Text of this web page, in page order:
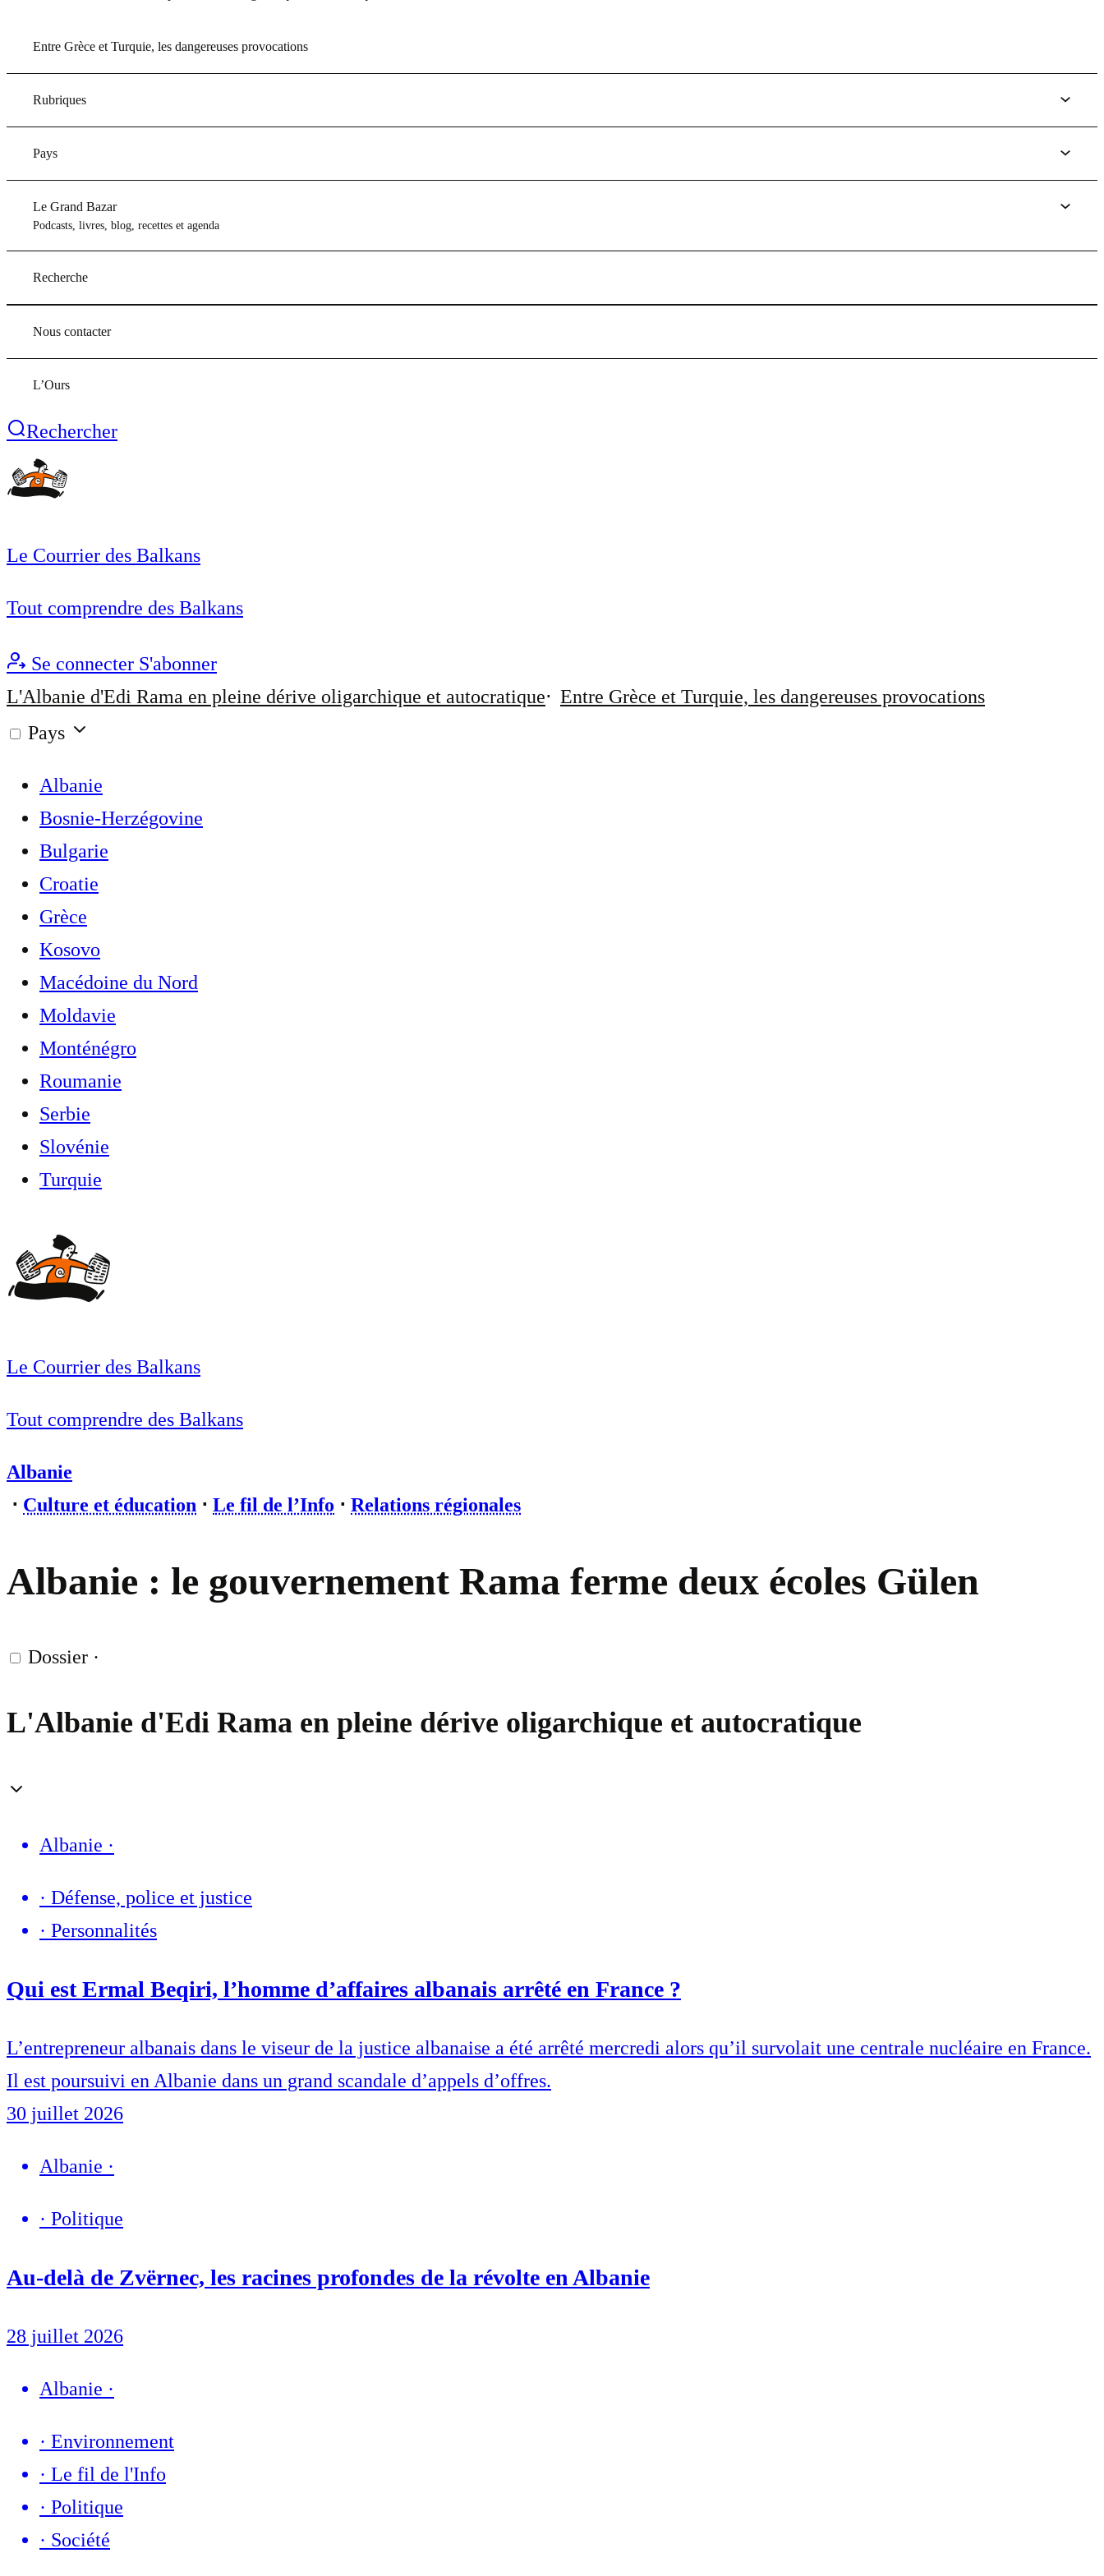
Entre Grèce et Turquie, les dangereuses provocations
Rubriques
Pays
Le Grand Bazar
Podcasts, livres, blog, recettes et agenda
Recherche
Nous contacter
L’Ours
Rechercher
Le Courrier des Balkans
Tout comprendre des Balkans
Se connecter S'abonner
L'Albanie d'Edi Rama en pleine dérive oligarchique et autocratique
Entre Grèce et Turquie, les dangereuses provocations
Pays
Albanie
Bosnie-Herzégovine
Bulgarie
Croatie
Grèce
Kosovo
Macédoine du Nord
Moldavie
Monténégro
Roumanie
Serbie
Slovénie
Turquie
Le Courrier des Balkans
Tout comprendre des Balkans
Albanie
⋅ Culture et éducation ⋅ Le fil de l’Info ⋅ Relations régionales
Albanie : le gouvernement Rama ferme deux écoles Gülen
Dossier ·
L'Albanie d'Edi Rama en pleine dérive oligarchique et autocratique
Albanie ·
· Défense, police et justice
· Personnalités
Qui est Ermal Beqiri, l’homme d’affaires albanais arrêté en France ?
L’entrepreneur albanais dans le viseur de la justice albanaise a été arrêté mercredi alors qu’il survolait une centrale nucléaire en France.
Il est poursuivi en Albanie dans un grand scandale d’appels d’offres.
30 juillet 2026
Albanie ·
· Politique
Au-delà de Zvërnec, les racines profondes de la révolte en Albanie
28 juillet 2026
Albanie ·
· Environnement
· Le fil de l'Info
· Politique
· Société